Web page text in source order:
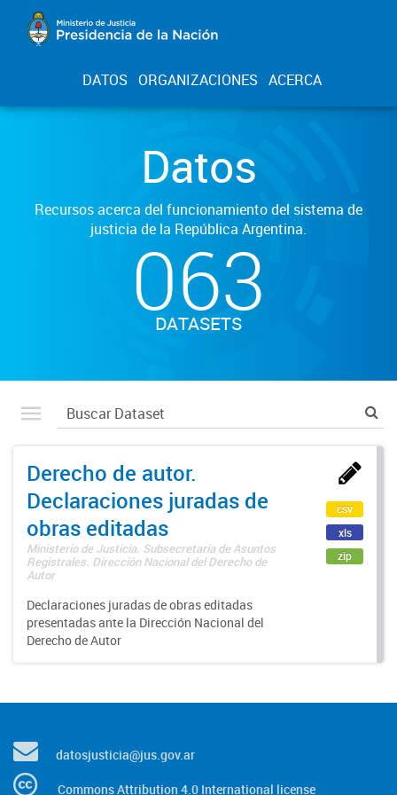
DATOS ORGANIZACIONES ACERCA
Datos
Recursos acerca del funcionamiento del sistema de
justicia de la República Argentina.
063
DATASETS
Derecho de autor.
Declaraciones juradas de
obras editadas
Ministerio de Justicia. Subsecretaría de Asuntos
Registrales. Dirección Nacional del Derecho de
Autor
Declaraciones juradas de obras editadas
presentadas ante la Dirección Nacional del
Derecho de Autor
csv
xls
zip
datosjusticia@jus.gov.ar
Commons Attribution 4.0 International license